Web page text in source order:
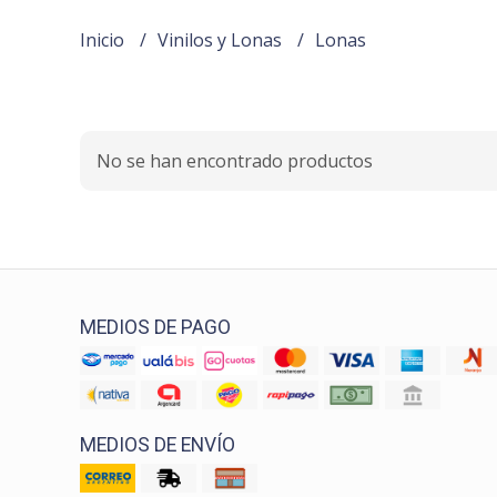
Inicio Vinilos y Lonas Lonas
No se han encontrado productos
MEDIOS DE PAGO
MEDIOS DE ENVÍO